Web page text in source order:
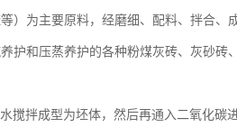
）为主要原料，经磨细、配料、拌合、
护和压蒸养护的各种粉煤灰砖、灰砂砖
搅拌成型为坯体，然后再通入二氧化碳